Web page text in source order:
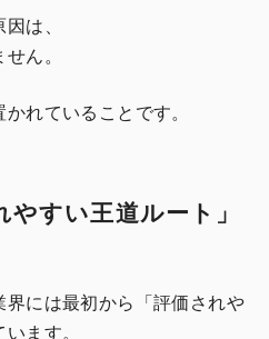
は、
ん。
かれていることです。
すい王道ルート」
には最初から「評価されや
ます。